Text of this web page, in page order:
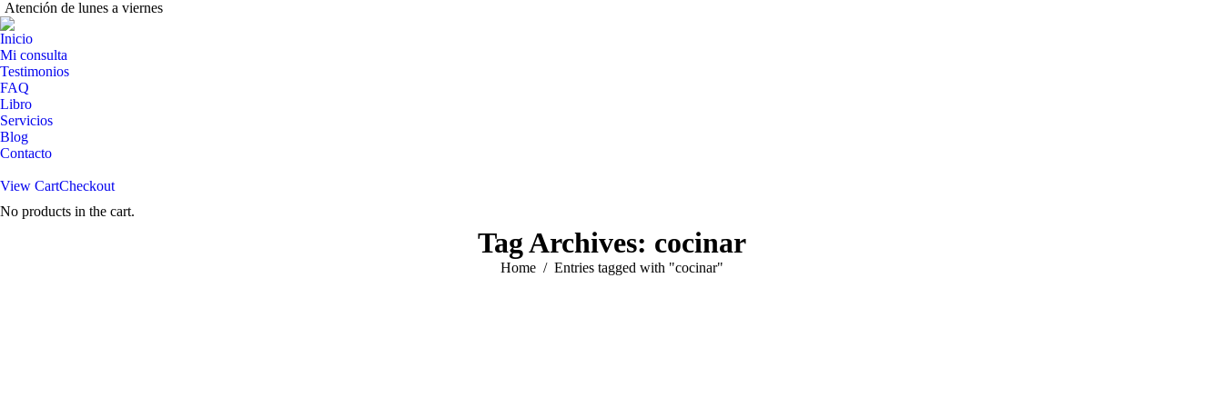
Atención de lunes a viernes
Inicio
Mi consulta
Testimonios
FAQ
Libro
Servicios
Blog
Contacto
View CartCheckout
No products in the cart.
Tag Archives: cocinar
You are here:
Home Entries tagged with "cocinar"